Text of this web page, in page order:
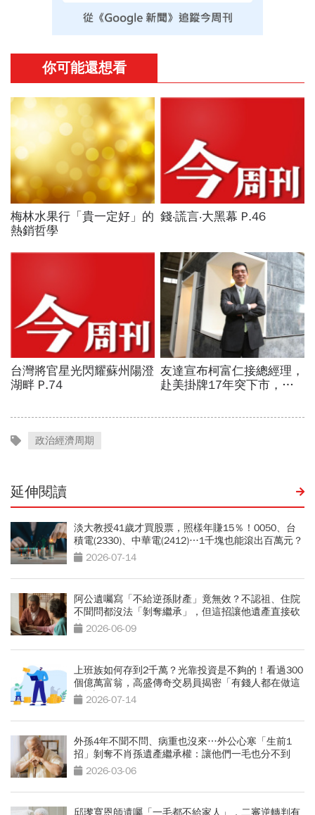
政治經濟周期
延伸閱讀
淡大教授41歲才買股票，照樣年賺15％！0050、台
積電(2330)、中華電(2412)…1千塊也能滾出百萬元？
懶人投資4組合
2026-07-14
阿公遺囑寫「不給逆孫財產」竟無效？不認祖、住院
不聞問都沒法「剝奪繼承」，但這招讓他遺產直接砍
半 2026-06-09
上班族如何存到2千萬？光靠投資是不夠的！看過300
個億萬富翁，高盛傳奇交易員揭密「有錢人都在做這
2件事」
2026-07-14
外孫4年不聞不問、病重也沒來…外公心寒「生前1
招」剝奪不肖孫遺產繼承權：讓他們一毛也分不到
2026-03-06